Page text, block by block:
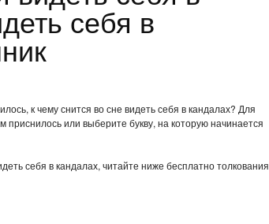
себя в
к чему снится во сне видеть себя в кандалах? Для
приснилось или выберите букву, на которую начинается
себя в кандалах, читайте ниже бесплатно толкования